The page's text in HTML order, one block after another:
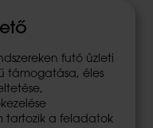
futó üzleti
támogatása, éles
tartozik a feladatok